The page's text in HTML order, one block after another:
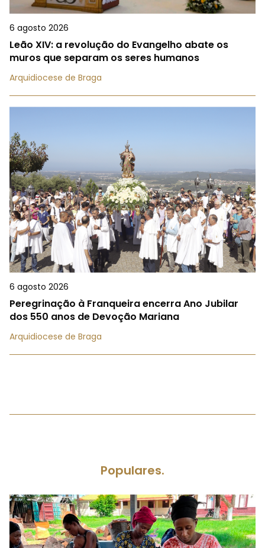
6 agosto 2026
Leão XIV: a revolução do Evangelho abate os
muros que separam os seres humanos
Arquidiocese de Braga
6 agosto 2026
Peregrinação à Franqueira encerra Ano Jubilar
dos 550 anos de Devoção Mariana
Arquidiocese de Braga
Populares.